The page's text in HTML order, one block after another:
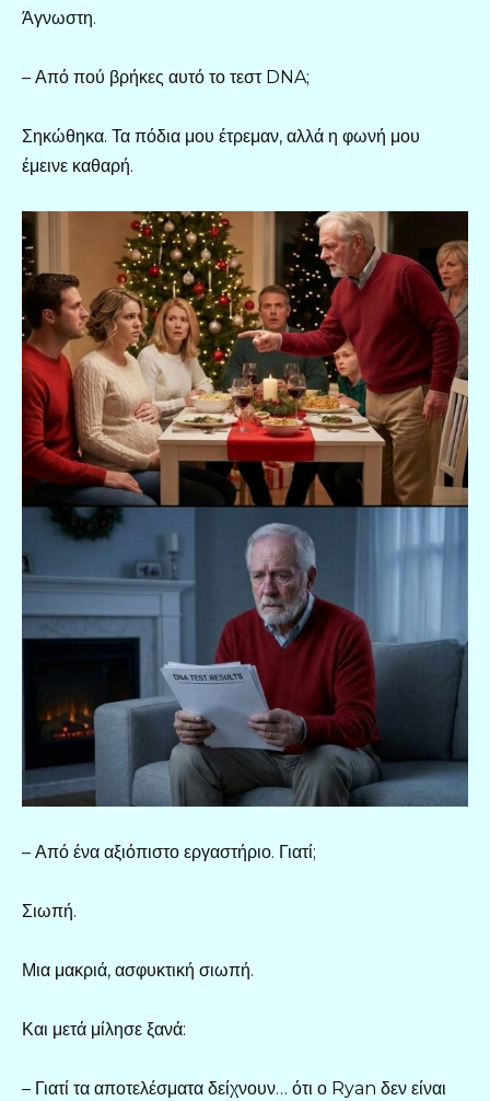
Άγνωστη.
– Από πού βρήκες αυτό το τεστ DNA;
Σηκώθηκα. Τα πόδια μου έτρεμαν, αλλά η φωνή μου
έμεινε καθαρή.
– Από ένα αξιόπιστο εργαστήριο. Γιατί;
Σιωπή.
Μια μακριά, ασφυκτική σιωπή.
Και μετά μίλησε ξανά:
– Γιατί τα αποτελέσματα δείχνουν… ότι ο Ryan δεν είναι